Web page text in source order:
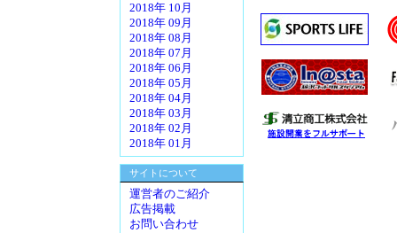
2018年 10月
2018年 09月
2018年 08月
2018年 07月
2018年 06月
2018年 05月
2018年 04月
2018年 03月
2018年 02月
2018年 01月
サイトについて
運営者のご紹介
広告掲載
お問い合わせ